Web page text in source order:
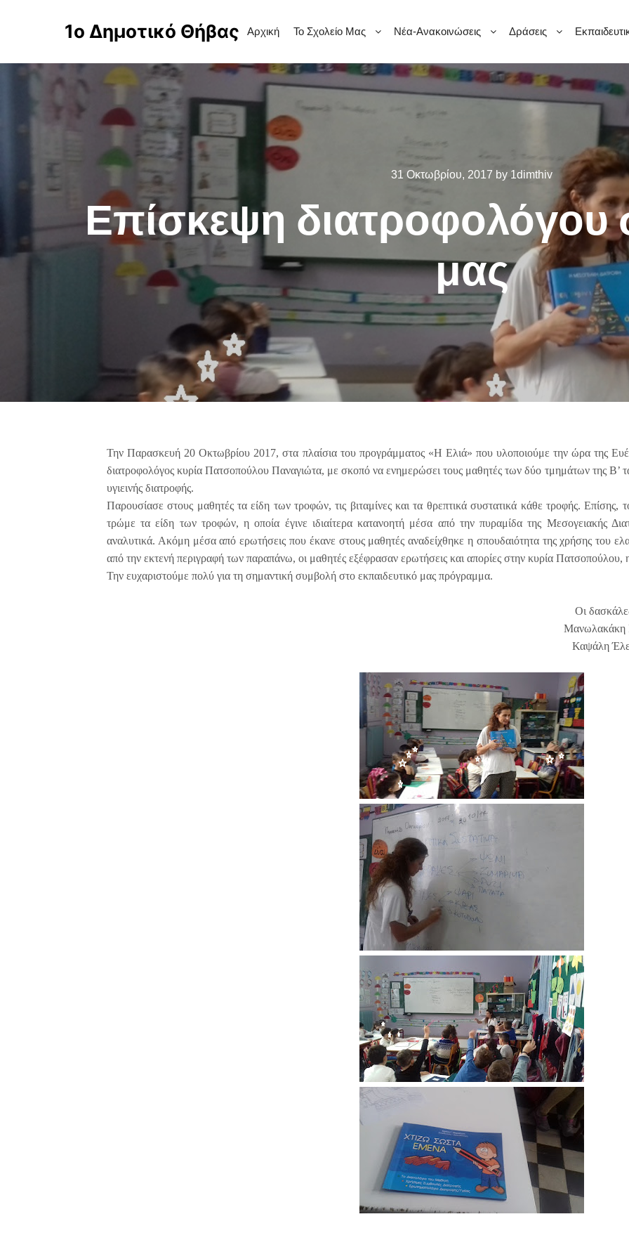
1ο Δημοτικό Θήβας Αρχική Το Σχολείο Μας Νέα-Ανακοινώσεις Δράσεις
31 Οκτωβρίου, 2017 by 1dimthiv
Επίσκεψη διατροφολόγου
μας
Την Παρασκευή 20 Οκτωβρίου 2017, στα πλαίσια του προγράμματος «Η Ελιά» που υλοποιούμε την ώρα της
διατροφολόγος κυρία Πατσοπούλου Παναγιώτα, με σκοπό να ενημερώσει τους μαθητές των δύο τμημάτων της Β’
υγιεινής διατροφής.
Παρουσίασε στους μαθητές τα είδη των τροφών, τις βιταμίνες και τα θρεπτικά συστατικά κάθε τροφής. Επίσης,
τρώμε τα είδη των τροφών, η οποία έγινε ιδιαίτερα κατανοητή μέσα από την πυραμίδα της Μεσογειακής
αναλυτικά. Ακόμη μέσα από ερωτήσεις που έκανε στους μαθητές αναδείχθηκε η σπουδαιότητα της χρήσης του
από την εκτενή περιγραφή των παραπάνω, οι μαθητές εξέφρασαν ερωτήσεις και απορίες στην κυρία Πατσοπούλου,
Την ευχαριστούμε πολύ για τη σημαντική συμβολή στο εκπαιδευτικό μας πρόγραμμα.
Οι
Μανωλακάκη
Καψάλη